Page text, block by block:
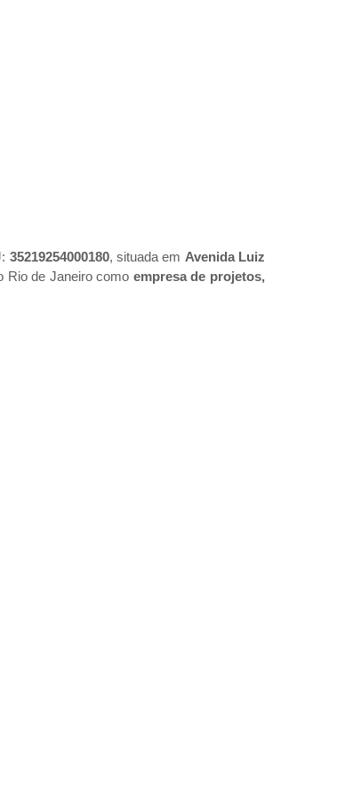
35219254000180, situada em Avenida Luiz
Rio de Janeiro como empresa de projetos,